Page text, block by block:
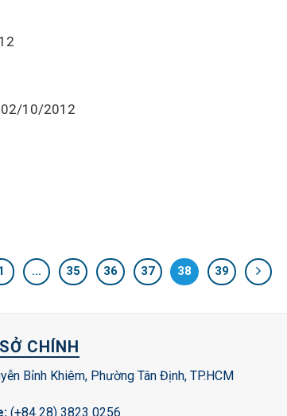
02/10/2012
… 35 36 37 38 39
CHÍNH
Bỉnh Khiêm, Phường Tân Định, TP.HCM
(+84 28) 3823 0256